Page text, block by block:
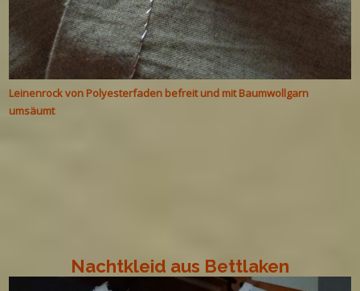
Leinenrock von Polyesterfaden befreit und mit Baumwollgarn
umsäumt
Nachtkleid aus Bettlaken